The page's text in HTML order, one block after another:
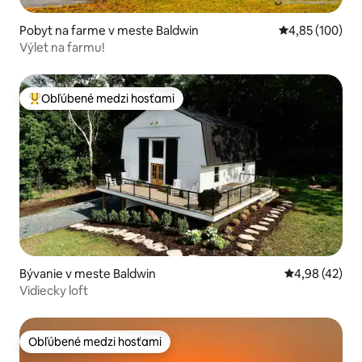
Pobyt na farme v meste Baldwin Priemerné
4,85 (100)
Výlet na farmu!
Najobľúbenejšie medzi hosťami
Obľúbené medzi hosťami
Bývanie v meste Baldwin Priemerné
4,98 (42)
Vidiecky loft
Obľúbené medzi hosťami
Obľúbené medzi hosťami